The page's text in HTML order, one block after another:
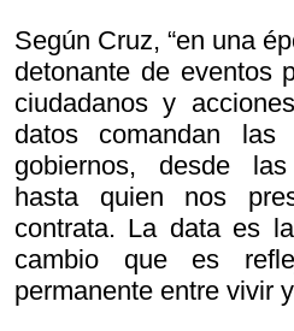
Según Cruz, “en una
detonante de eventos
ciudadanos y
datos comandan
gobiernos, desde
hasta quien nos
contrata. La data es
cambio que es
permanente entre vivir